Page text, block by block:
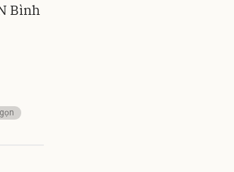
Bình